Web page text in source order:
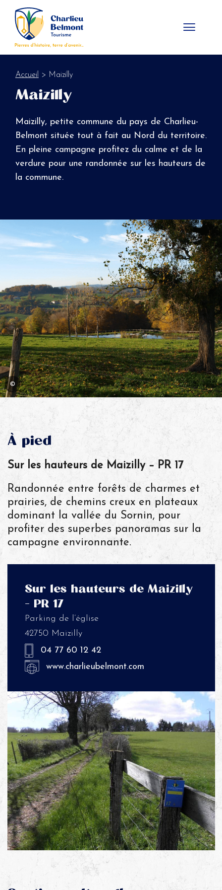
Accueil > Maizilly
Maizilly
Maizilly, petite commune du pays de Charlieu-
Belmont située tout à fait au Nord du territoire.
En pleine campagne profitez du calme et de la
verdure pour une randonnée sur les hauteurs de
la commune.
©
À pied
Sur les hauteurs de Maizilly – PR 17
Randonnée entre forêts de charmes et
prairies, de chemins creux en plateaux
dominant la vallée du Sornin, pour
profiter des superbes panoramas sur la
campagne environnante.
Sur les hauteurs de Maizilly
– PR 17
Parking de l’église
42750 Maizilly
04 77 60 12 42
www.charlieubelmont.com
Panneau de gestion des cookies